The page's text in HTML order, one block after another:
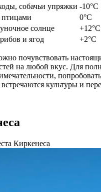
собачьи упряжки -10°C
птицами
0°C
солнце
+12°C
и ягод +2°C
почувствовать
на любой вкус. Для
культуры и
Киркенеса